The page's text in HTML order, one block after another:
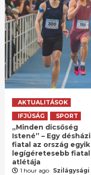
AKTUALITÁSOK
IFJÚSÁG
SPORT
„Minden dicsőség
Istené” – Egy désházi
fiatal az ország egyik
legígéretesebb fiatal
atlétája
1 hour ago Szilágysági